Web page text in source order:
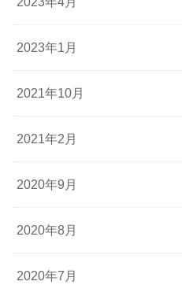
2023年1月
2021年10月
2021年2月
2020年9月
2020年8月
2020年7月